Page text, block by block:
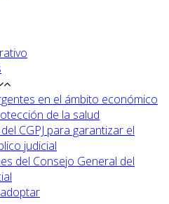
en el ámbito económico
de la salud
CGPJ para garantizar el
judicial
del Consejo General del